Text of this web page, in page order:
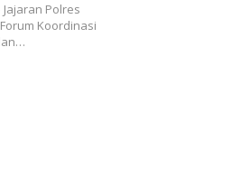
Polres
Koordinasi